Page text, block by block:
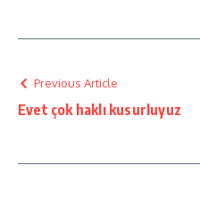
Previous Article
Evet çok haklı kusurluyuz